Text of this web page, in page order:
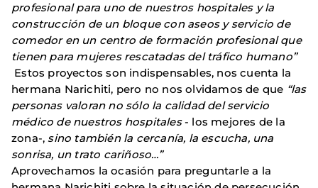
profesional para uno de nuestros hospitales y la
construcción de un bloque con aseos y servicio de
comedor en un centro de formación profesional que
tienen para mujeres rescatadas del tráfico humano”
Estos proyectos son indispensables, nos cuenta la
hermana Narichiti, pero no nos olvidamos de que “las
personas valoran no sólo la calidad del servicio
médico de nuestros hospitales- los mejores de la
zona-,sino también la cercanía, la escucha, una
sonrisa, un trato cariñoso…”
Aprovechamos la ocasión para preguntarle a la